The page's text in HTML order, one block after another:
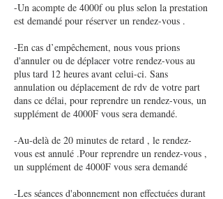
-Un acompte de 4000f ou plus selon la prestation
est demandé pour réserver un rendez-vous .
-En cas d’empêchement, nous vous prions
d'annuler ou de déplacer votre rendez-vous au
plus tard 12 heures avant celui-ci. Sans
annulation ou déplacement de rdv de votre part
dans ce délai, pour reprendre un rendez-vous, un
supplément de 4000F vous sera demandé.
-Au-delà de 20 minutes de retard , le rendez-
vous est annulé .Pour reprendre un rendez-vous ,
un supplément de 4000F vous sera demandé
-Les séances d'abonnement non effectuées durant